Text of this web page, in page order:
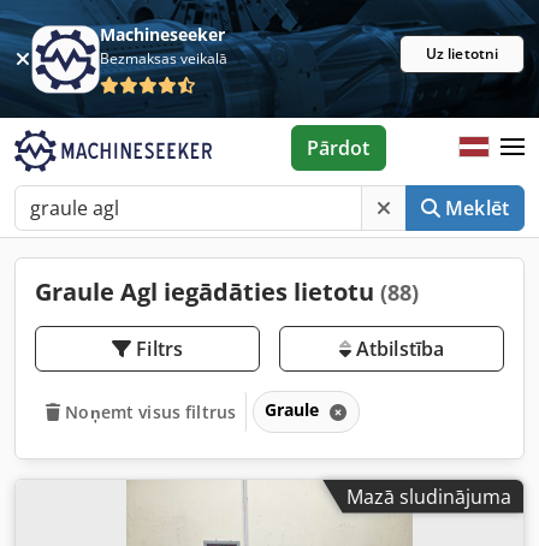
Machineseeker
Bezmaksas veikalā Uz lietotni
Meklēt
Pārdot
Graule Agl iegādāties lietotu (88)
Filtrs Atbilstība
Noņemt visus filtrus Graule
Mazā sludinājuma